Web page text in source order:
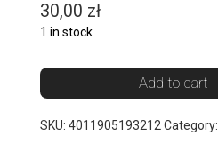
30,00 zł
1 in stock
Add to cart
SKU: 4011905193212 Category: